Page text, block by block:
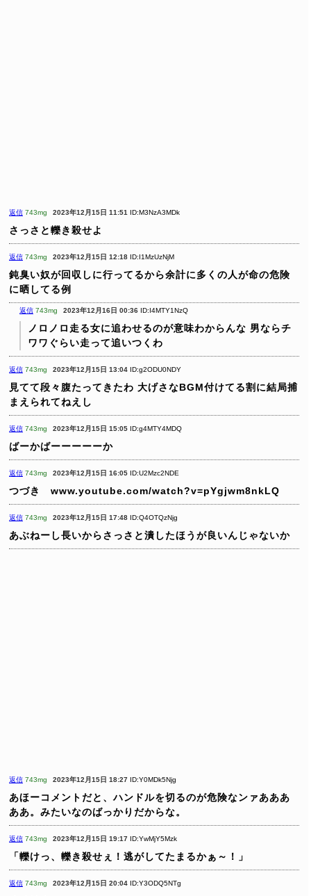
返信 743mg 2023年12月15日 11:51 ID:M3NzA3MDk
さっさと轢き殺せよ
返信 743mg 2023年12月15日 12:18 ID:I1MzUzNjM
鈍臭い奴が回収しに行ってるから余計に多くの人が命の危険
に晒してる例
返信 743mg 2023年12月16日 00:36 ID:I4MTY1NzQ
ノロノロ走る女に追わせるのが意味わからんな 男ならチ
ワワぐらい走って追いつくわ
返信 743mg 2023年12月15日 13:04 ID:g2ODU0NDY
見てて段々腹たってきたわ 大げさなBGM付けてる割に結局捕
まえられてねえし
返信 743mg 2023年12月15日 15:05 ID:g4MTY4MDQ
ばーかばーーーーーか
返信 743mg 2023年12月15日 16:05 ID:U2Mzc2NDE
つづき www.youtube.com/watch?v=pYgjwm8nkLQ
返信 743mg 2023年12月15日 17:48 ID:Q4OTQzNjg
あぶねーし長いからさっさと潰したほうが良いんじゃないか
返信 743mg 2023年12月15日 18:27 ID:Y0MDk5Njg
あほーコメントだと、ハンドルを切るのが危険なンァあああ
ああ。みたいなのばっかりだからな。
返信 743mg 2023年12月15日 19:17 ID:YwMjY5Mzk
「轢けっ、轢き殺せぇ！逃がしてたまるかぁ～！」
返信 743mg 2023年12月15日 20:04 ID:Y3ODQ5NTg